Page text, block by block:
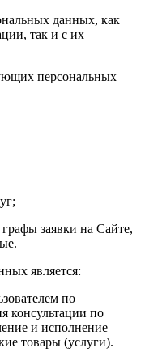
данных, как
так и с их
персональных
заявки на Сайте,
является:
по
консультации по
и исполнение
товары (услуги).